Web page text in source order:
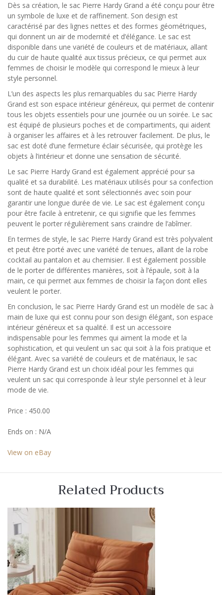
Dès sa création, le sac Pierre Hardy Grand a été conçu pour être
un symbole de luxe et de raffinement. Son design est
caractérisé par des lignes nettes et des formes géométriques,
qui donnent un air de modernité et d’élégance. Le sac est
disponible dans une variété de couleurs et de matériaux, allant
du cuir de haute qualité aux tissus précieux, ce qui permet aux
femmes de choisir le modèle qui correspond le mieux à leur
style personnel.
L’un des aspects les plus remarquables du sac Pierre Hardy
Grand est son espace intérieur généreux, qui permet de contenir
tous les objets essentiels pour une journée ou un soirée. Le sac
est équipé de plusieurs poches et de compartiments, qui aident
à organiser les affaires et à les retrouver facilement. De plus, le
sac est doté d’une fermeture éclair sécurisée, qui protège les
objets à l’intérieur et donne une sensation de sécurité.
Le sac Pierre Hardy Grand est également apprécié pour sa
qualité et sa durabilité. Les matériaux utilisés pour sa confection
sont de haute qualité et sont sélectionnés avec soin pour
garantir une longue durée de vie. Le sac est également conçu
pour être facile à entretenir, ce qui signifie que les femmes
peuvent le porter régulièrement sans craindre de l’abîmer.
En termes de style, le sac Pierre Hardy Grand est très polyvalent
et peut être porté avec une variété de tenues, allant de la robe
cocktail au pantalon et au chemisier. Il est également possible
de le porter de différentes manières, soit à l’épaule, soit à la
main, ce qui permet aux femmes de choisir la façon dont elles
veulent le porter.
En conclusion, le sac Pierre Hardy Grand est un modèle de sac à
main de luxe qui est connu pour son design élégant, son espace
intérieur généreux et sa qualité. Il est un accessoire
indispensable pour les femmes qui aiment la mode et la
sophistication, et qui veulent un sac qui soit à la fois pratique et
élégant. Avec sa variété de couleurs et de matériaux, le sac
Pierre Hardy Grand est un choix idéal pour les femmes qui
veulent un sac qui corresponde à leur style personnel et à leur
mode de vie.
Price : 450.00
Ends on : N/A
View on eBay
Related Products